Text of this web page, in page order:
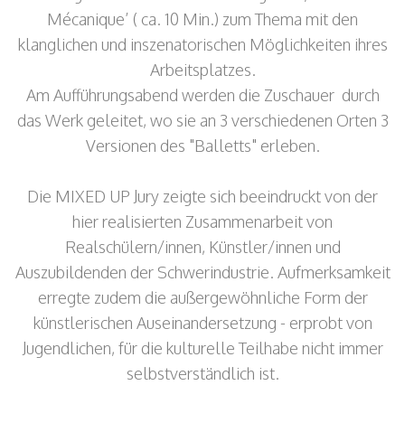
Mécanique’ ( ca. 10 Min.) zum Thema mit den
klanglichen und inszenatorischen Möglichkeiten ihres
Arbeitsplatzes.
Am Aufführungsabend werden die Zuschauer durch
das Werk geleitet, wo sie an 3 verschiedenen Orten 3
Versionen des "Balletts" erleben.
Die MIXED UP Jury zeigte sich beeindruckt von der
hier realisierten Zusammenarbeit von
Realschülern/innen, Künstler/innen und
Auszubildenden der Schwerindustrie. Aufmerksamkeit
erregte zudem die außergewöhnliche Form der
künstlerischen Auseinandersetzung - erprobt von
Jugendlichen, für die kulturelle Teilhabe nicht immer
selbstverständlich ist.